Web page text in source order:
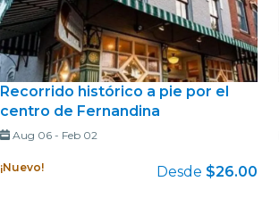
Recorrido histórico a pie por el
centro de Fernandina
Aug 06- Feb 02
¡Nuevo! Desde $26.00